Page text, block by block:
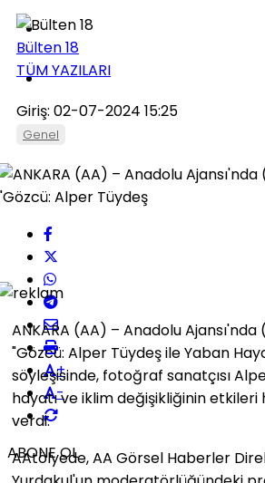
İLÇELER
Bülten 18
TÜM YAZILARI
Giriş: 02-07-2024 15:25
Genel
+
-
ABONE OL
ANKARA (AA) – Anadolu
"Gözcü: Alper Tüydeş ile Yaban
söyleşisinde, fotoğraf sanatçısı
hayatı ve iklim değişikliğinin etkileri
verdi.
AAtölyede, AA Görsel Haberler